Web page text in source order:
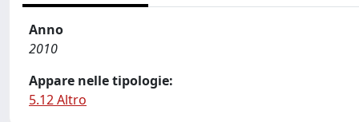
Anno
2010
Appare nelle tipologie:
5.12 Altro